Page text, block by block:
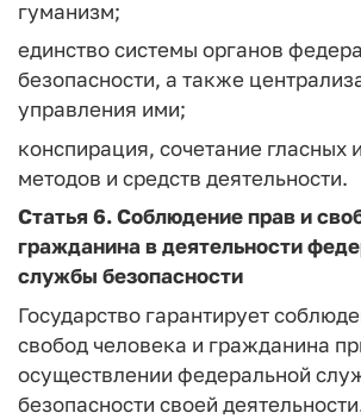
гуманизм;
единство системы органов
безопасности, а также
управления ими;
конспирация, сочетание гласных
методов и средств деятельности.
Статья 6.Соблюдение прав и
гражданина в деятельности
службы безопасности
Государство гарантирует
свобод человека и гражданина
осуществлении федеральной
безопасности своей